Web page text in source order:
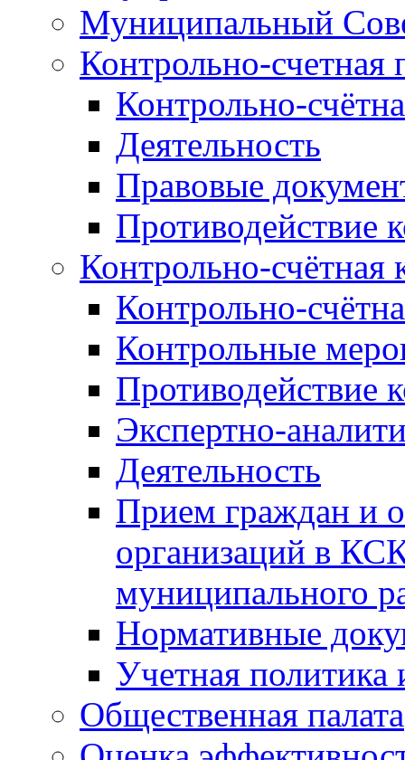
Муниципальный
Контрольно-счетная
Контрольно-
Деятельность
Правовые
Противодействие
Контрольно-счётная
Контрольно-
Контрольные
Противодействие
Экспертно-
Деятельность
Прием граждан и
организаций в
муниципального
Нормативные
Учетная политика
Общественная палата